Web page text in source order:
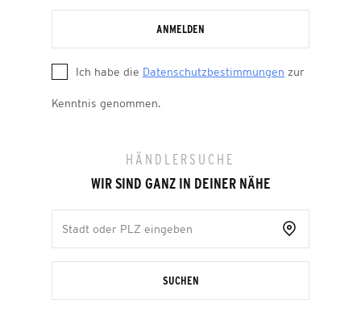
ANMELDEN
Ich habe die Datenschutzbestimmungen zur
Kenntnis genommen.
HÄNDLERSUCHE
WIR SIND GANZ IN DEINER NÄHE
SUCHEN